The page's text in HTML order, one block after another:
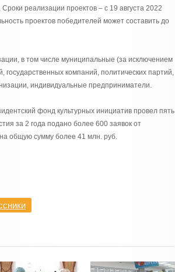
реализации проектов – с 19 августа 2022
проектов победителей может составить до
в том числе муниципальные (за исключением
государственных компаний, политических партий,
индивидуальные предприниматели.
фонд культурных инициатив провел пять
за 2 года подано более 600 заявок от
общую сумму более 41 млн. руб.